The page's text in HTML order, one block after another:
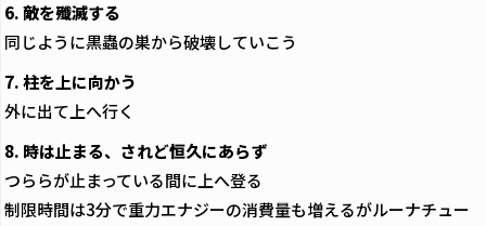
6. 敵を殲滅する
同じように黒蟲の巣から破壊していこう
7. 柱を上に向かう
外に出て上へ行く
8. 時は止まる、されど恒久にあらず
つららが止まっている間に上へ登る
制限時間は3分で重力エナジーの消費量も増えるがルーナチュー